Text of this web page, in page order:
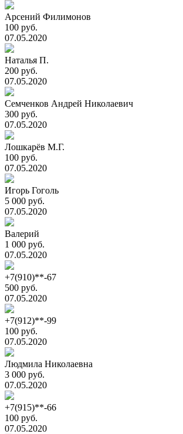
Арсений Филимонов
100 руб.
07.05.2020
Наталья П.
200 руб.
07.05.2020
Семченков Андрей Николаевич
300 руб.
07.05.2020
Лошкарёв М.Г.
100 руб.
07.05.2020
Игорь Гоголь
5 000 руб.
07.05.2020
Валерий
1 000 руб.
07.05.2020
+7(910)**-67
500 руб.
07.05.2020
+7(912)**-99
100 руб.
07.05.2020
Людмила Николаевна
3 000 руб.
07.05.2020
+7(915)**-66
100 руб.
07.05.2020